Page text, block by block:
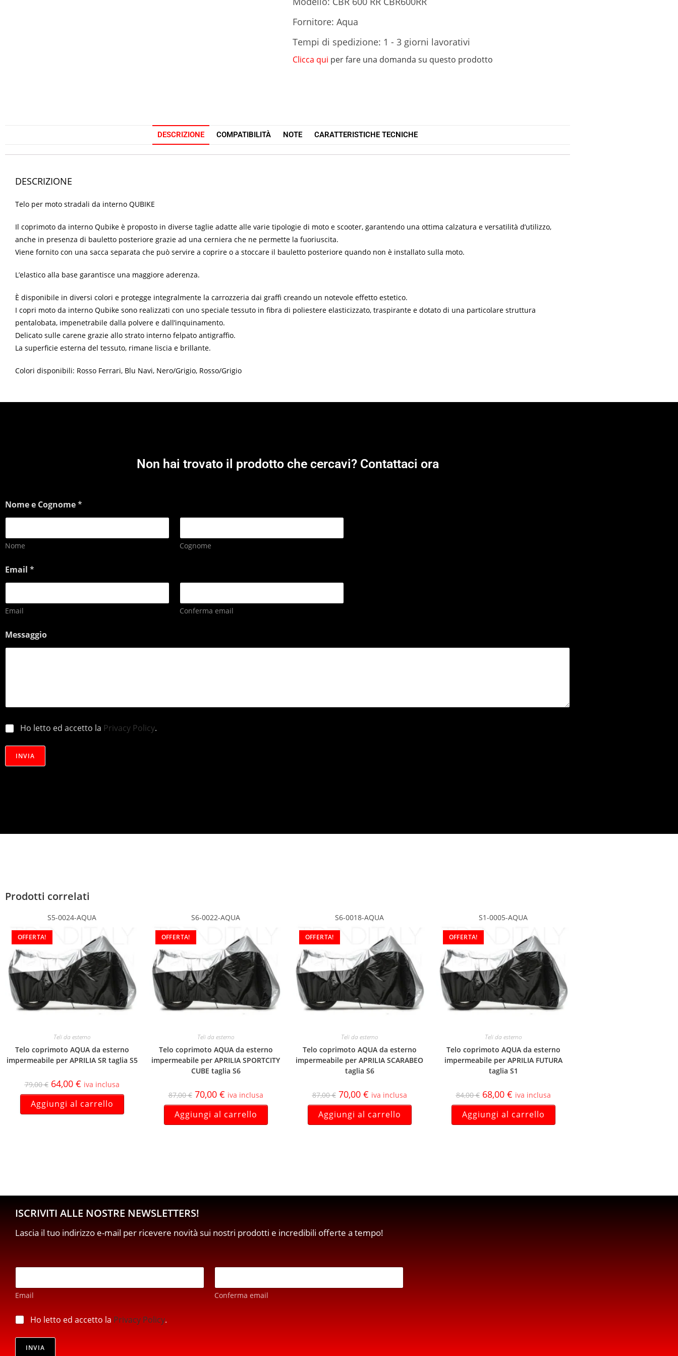
Fornitore: Aqua
Tempi di spedizione: 1 - 3 giorni lavorativi
Clicca qui per fare una domanda su questo prodotto
DESCRIZIONE COMPATIBILITÀ NOTE CARATTERISTICHE TECNICHE
DESCRIZIONE
Telo per moto stradali da interno QUBIKE
Il coprimoto da interno Qubike è proposto in diverse taglie adatte alle varie tipologie di moto e scooter, garantendo una ottima calzatura e versatilità d’utilizzo,
anche in presenza di bauletto posteriore grazie ad una cerniera che ne permette la fuoriuscita.
Viene fornito con una sacca separata che può servire a coprire o a stoccare il bauletto posteriore quando non è installato sulla moto.
L’elastico alla base garantisce una maggiore aderenza.
È disponibile in diversi colori e protegge integralmente la carrozzeria dai graffi creando un notevole effetto estetico.
I copri moto da interno Qubike sono realizzati con uno speciale tessuto in fibra di poliestere elasticizzato, traspirante e dotato di una particolare struttura
pentalobata, impenetrabile dalla polvere e dall’inquinamento.
Delicato sulle carene grazie allo strato interno felpato antigraffio.
La superficie esterna del tessuto, rimane liscia e brillante.
Colori disponibili: Rosso Ferrari, Blu Navi, Nero/Grigio, Rosso/Grigio
Non hai trovato il prodotto che cercavi? Contattaci ora
Nome e Cognome*
Nome Cognome
Email *
Email Conferma email
Messaggio
p
i
a
Ho letto ed accetto la Privacy Policy.
INVIA
Prodotti correlati
S5-0024-AQUA
OFFERTA!
Teli da esterno
Telo coprimoto AQUA da esterno
impermeabile per APRILIA SR taglia S5
79,00€ 64,00 € iva inclusa
Aggiungi al carrello
S6-0022-AQUA
OFFERTA!
Teli da esterno
Telo coprimoto AQUA da esterno
impermeabile per APRILIA SPORTCITY
CUBE taglia S6
87,00€ 70,00 € iva inclusa
Aggiungi al carrello
S6-0018-AQUA
OFFERTA!
Teli da esterno
Telo coprimoto AQUA da esterno
impermeabile per APRILIA SCARABEO
taglia S6
87,00€ 70,00 € iva inclusa
Aggiungi al carrello
S1-0005-AQUA
OFFERTA!
Teli da esterno
Telo coprimoto AQUA da esterno
impermeabile per APRILIA FUTURA
taglia S1
84,00€ 68,00 € iva inclusa
Aggiungi al carrello
ISCRIVITI ALLE NOSTRE NEWSLETTERS!
Lascia il tuo indirizzo e-mail per ricevere novità sui nostri prodotti e incredibili offerte a tempo!
i
E
a
E
a
i
*
Email Conferma email
p
i
Ho letto ed accetto la Privacy Policy.
INVIA